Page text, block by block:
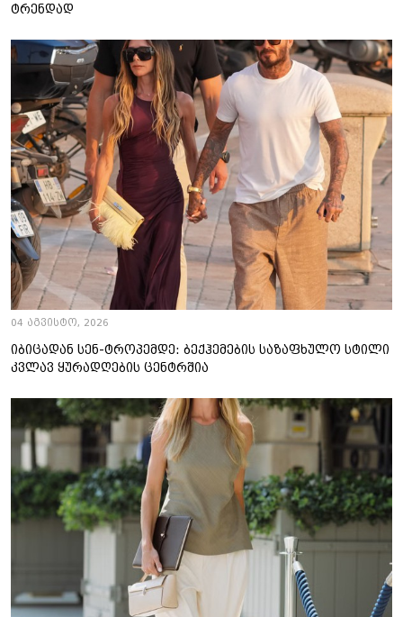
ტრენდად
04 აგვისტო, 2026
იბიცადან სენ-ტროპემდე: ბექჰემების საზაფხულო სტილი
კვლავ ყურადღების ცენტრშია